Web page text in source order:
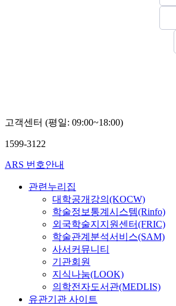
고객센터 (평일: 09:00~18:00)
1599-3122
ARS 번호안내
관련누리집
대학공개강의(KOCW)
학술정보통계시스템(Rinfo)
외국학술지지원센터(FRIC)
학술관계분석서비스(SAM)
사서커뮤니티
기관회원
지식나눔(LOOK)
의학전자도서관(MEDLIS)
유관기관 사이트